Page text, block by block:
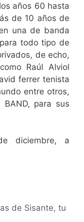
años 60 hasta
de 10 años de
una de banda
todo tipo de
de echo,
Raúl Alviol
ferrer tenista
entre otros,
BAND, para sus
diciembre, a
de Sisante, tu